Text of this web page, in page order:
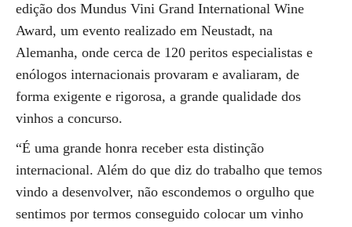
edição dos Mundus Vini Grand International Wine
Award, um evento realizado em Neustadt, na
Alemanha, onde cerca de 120 peritos especialistas e
enólogos internacionais provaram e avaliaram, de
forma exigente e rigorosa, a grande qualidade dos
vinhos a concurso.
“É uma grande honra receber esta distinção
internacional. Além do que diz do trabalho que temos
vindo a desenvolver, não escondemos o orgulho que
sentimos por termos conseguido colocar um vinho